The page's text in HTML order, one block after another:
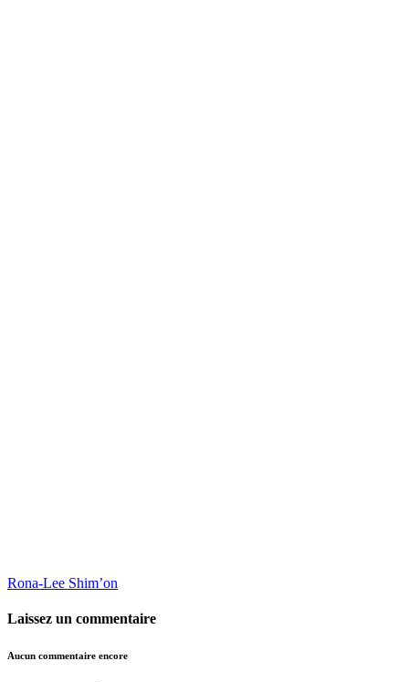
Rona-Lee Shim’on
Laissez un commentaire
Aucun commentaire encore